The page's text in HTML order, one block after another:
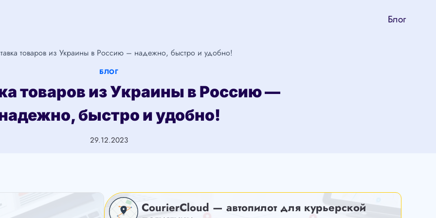
Блог
товаров из Украины в Россию – надежно, быстро и удобно!
БЛОГ
товаров из Украины в Россию —
быстро и удобно!
29.12.2023
CourierCloud — автопилот для курьерской